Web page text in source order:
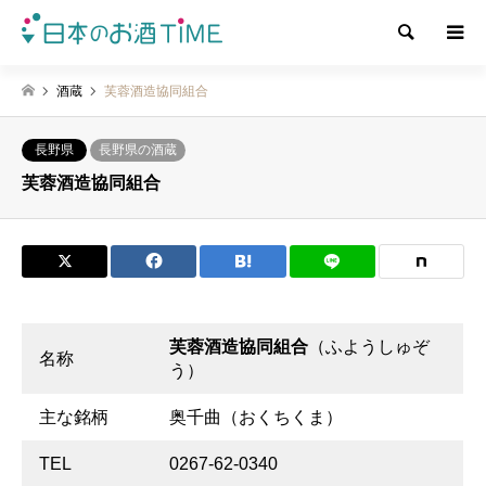
検索
酒蔵 芙蓉酒造協同組合
長野県 長野県の酒蔵
芙蓉酒造協同組合
名称
芙蓉酒造協同組合 （ふようしゅぞ
う）
主な銘柄 奥千曲（おくちくま）
TEL 0267-62-0340